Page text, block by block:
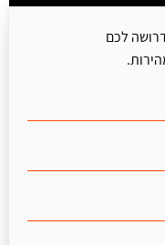
לכם